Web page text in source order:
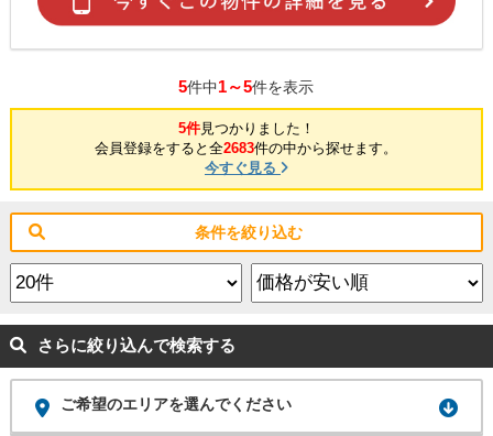
5件中1～5件を表示
5件見つかりました！
会員登録をすると全2683件の中から探せます。
今すぐ見る
条件を絞り込む
さらに絞り込んで検索する
ご希望のエリアを選んでください